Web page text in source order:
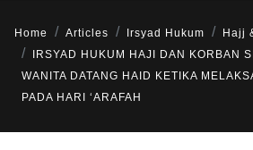
Home Articles Irsyad Hukum
Hajj
IRSYAD HUKUM HAJI DAN KORBAN
WANITA DATANG HAID KETIKA
PADA HARI ‘ARAFAH